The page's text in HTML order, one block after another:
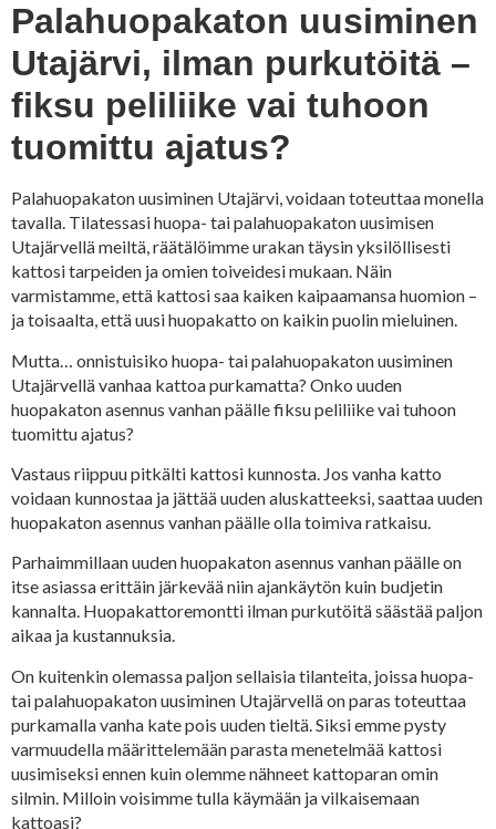
Palahuopakaton uusiminen
Utajärvi, ilman purkutöitä –
fiksu peliliike vai tuhoon
tuomittu ajatus?
Palahuopakaton uusiminen Utajärvi, voidaan toteuttaa monella
tavalla. Tilatessasi huopa- tai palahuopakaton uusimisen
Utajärvellä meiltä, räätälöimme urakan täysin yksilöllisesti
kattosi tarpeiden ja omien toiveidesi mukaan. Näin
varmistamme, että kattosi saa kaiken kaipaamansa huomion –
ja toisaalta, että uusi huopakatto on kaikin puolin mieluinen.
Mutta… onnistuisiko huopa- tai palahuopakaton uusiminen
Utajärvellä vanhaa kattoa purkamatta? Onko uuden
huopakaton asennus vanhan päälle fiksu peliliike vai tuhoon
tuomittu ajatus?
Vastaus riippuu pitkälti kattosi kunnosta. Jos vanha katto
voidaan kunnostaa ja jättää uuden aluskatteeksi, saattaa uuden
huopakaton asennus vanhan päälle olla toimiva ratkaisu.
Parhaimmillaan uuden huopakaton asennus vanhan päälle on
itse asiassa erittäin järkevää niin ajankäytön kuin budjetin
kannalta. Huopakattoremontti ilman purkutöitä säästää paljon
aikaa ja kustannuksia.
On kuitenkin olemassa paljon sellaisia tilanteita, joissa huopa-
tai palahuopakaton uusiminen Utajärvellä on paras toteuttaa
purkamalla vanha kate pois uuden tieltä. Siksi emme pysty
varmuudella määrittelemään parasta menetelmää kattosi
uusimiseksi ennen kuin olemme nähneet kattoparan omin
silmin. Milloin voisimme tulla käymään ja vilkaisemaan
kattoasi?